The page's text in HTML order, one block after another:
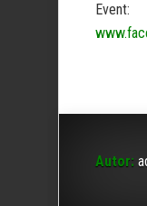
Event:
Autor: